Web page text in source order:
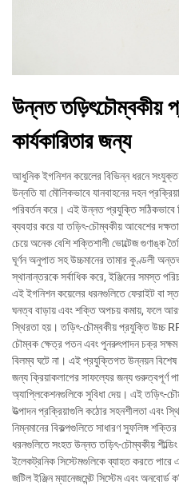
উন্নত তড়িৎচৌম্বকীয়
কার্যকারিতার জন্য
আধুনিক ইগনিশন কয়েলের বিভিন্ন ধরনে
উন্নতি যা মৌলিকভাবে যানবাহনের দহন
পরিবর্তন করে। এই উন্নত প্রযুক্তি সঠিকভাবে
ব্যবহার করে যা তড়িৎ-চৌম্বকীয় আবেশের
চেয়ে অনেক বেশি শক্তিশালী ভোল্টেজ গুণাঙ্ক
ঘূর্ণন অনুপাত সহ উচ্চমানের তামার কুণ্ডলী
স্থানান্তরকে সর্বাধিক করে, ইঞ্জিনের সমস্ত
এই ইগনিশন কয়েলের ধরনগুলিতে ফেরাইট বা
ঘনত্ব বাড়ায় এবং শক্তি অপচয় কমায়, ফলে
স্থিরতা হয়। তড়িৎ-চৌম্বকীয় প্রযুক্তি উচ্চ
চৌম্বক ক্ষেত্র পতন এবং পুনরুৎপাদন চক্র সক্ষম
বিলম্ব ঘটে না। এই প্রযুক্তিগত উন্নয়ন
জন্য ক্রিয়াকলাপের সাফল্যের জন্য গুরুত্বপূর্ণ
অ্যাপ্লিকেশনগুলিকে সুবিধা দেয়। এই তড়িৎ-
উত্পাদন প্রক্রিয়াগুলি কঠোর সহনশীলতা এবং
নিম্নমানের বিকল্পগুলিতে সাধারণ স্ফুলিঙ্গ
ধরনগুলিতে সংহত উন্নত তড়িৎ-চৌম্বকীয়
ইলেকট্রনিক সিস্টেমগুলিকে ব্যাহত করতে
জটিল ইঞ্জিন ম্যানেজমেন্ট সিস্টেম এবং অনবোর্ড